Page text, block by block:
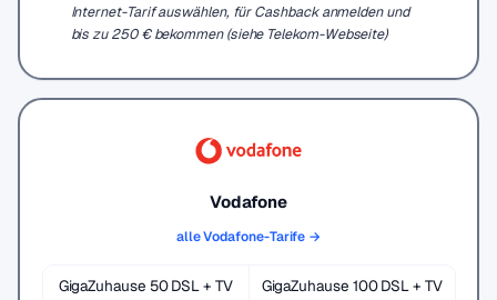
Internet-Tarif auswählen, für Cashback anmelden und
bis zu 250 € bekommen (siehe Telekom-Webseite)
Vodafone
alle Vodafone-Tarife →
GigaZuhause 50 DSL + TV
GigaZuhause 100 DSL + TV